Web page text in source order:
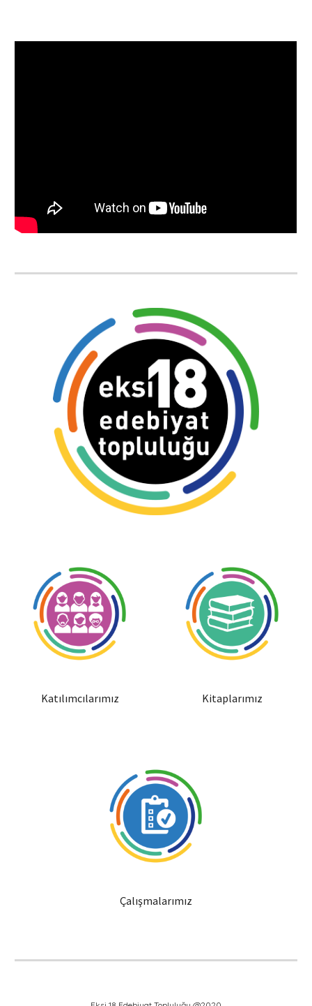
Katılımcılarımız Kitaplarımız
Çalışmalarımız